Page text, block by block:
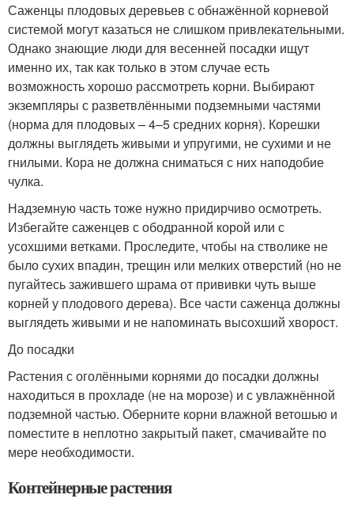
Саженцы плодовых деревьев с обнажённой корневой
системой могут казаться не слишком привлекательными.
Однако знающие люди для весенней посадки ищут
именно их, так как только в этом случае есть
возможность хорошо рассмотреть корни. Выбирают
экземпляры с разветвлёнными подземными частями
(норма для плодовых – 4–5 средних корня). Корешки
должны выглядеть живыми и упругими, не сухими и не
гнилыми. Кора не должна сниматься с них наподобие
чулка.
Надземную часть тоже нужно придирчиво осмотреть.
Избегайте саженцев с ободранной корой или с
усохшими ветками. Проследите, чтобы на стволике не
было сухих впадин, трещин или мелких отверстий (но не
пугайтесь зажившего шрама от прививки чуть выше
корней у плодового дерева). Все части саженца должны
выглядеть живыми и не напоминать высохший хворост.
До посадки
Растения с оголёнными корнями до посадки должны
находиться в прохладе (не на морозе) и с увлажнённой
подземной частью. Оберните корни влажной ветошью и
поместите в неплотно закрытый пакет, смачивайте по
мере необходимости.
Контейнерные растения